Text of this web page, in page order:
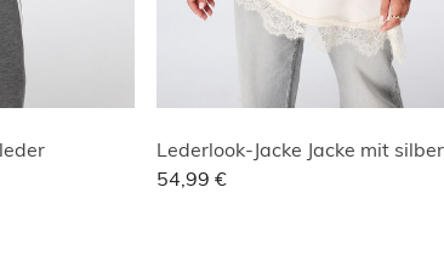
54,99 €